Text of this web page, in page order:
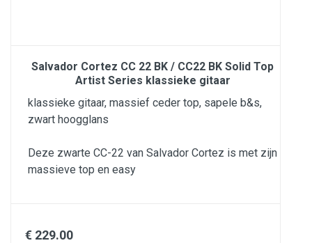
Salvador Cortez CC 22 BK / CC22 BK Solid Top
Artist Series klassieke gitaar
klassieke gitaar, massief ceder top, sapele b&s,
zwart hoogglans
Deze zwarte CC-22 van Salvador Cortez is met zijn
massieve top en easy
€ 229.00